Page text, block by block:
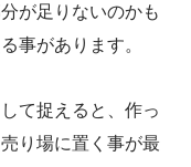
が足りないのかも
事があります。
て捉えると、作っ
り場に置く事が最